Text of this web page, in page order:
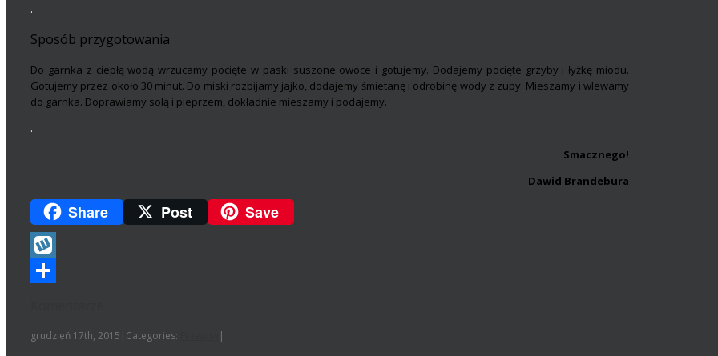
.
Sposób przygotowania
Do garnka z ciepłą wodą wrzucamy pocięte w paski suszone owoce i gotujemy. Dodajemy pocięte grzyby i łyżkę miodu.
Gotujemy przez około 30 minut. Do miski rozbijamy jajko, dodajemy śmietanę i odrobinę wody z zupy. Mieszamy i wlewamy
do garnka. Doprawiamy solą i pieprzem, dokładnie mieszamy i podajemy.
.
Smacznego!
Dawid Brandebura
Share Post Save
Wykop
grudzień 17th, 2015 | Categories: |